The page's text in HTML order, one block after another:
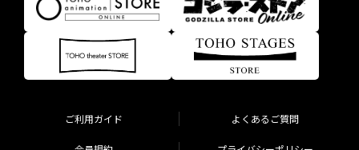
ご利用ガイド よくあるご質問